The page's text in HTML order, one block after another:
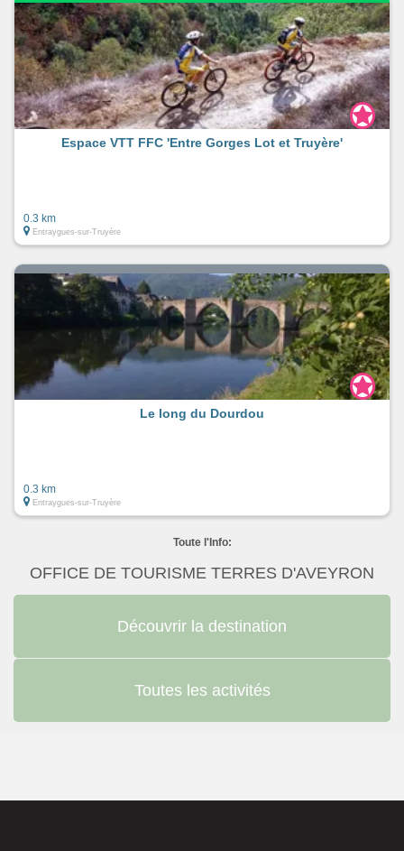
Espace VTT FFC 'Entre Gorges Lot et Truyère'
0.3 km
Entraygues-sur-Truyère
Le long du Dourdou
0.3 km
Entraygues-sur-Truyère
Toute l'Info:
OFFICE DE TOURISME TERRES D'AVEYRON
Découvrir la destination
Toutes les activités